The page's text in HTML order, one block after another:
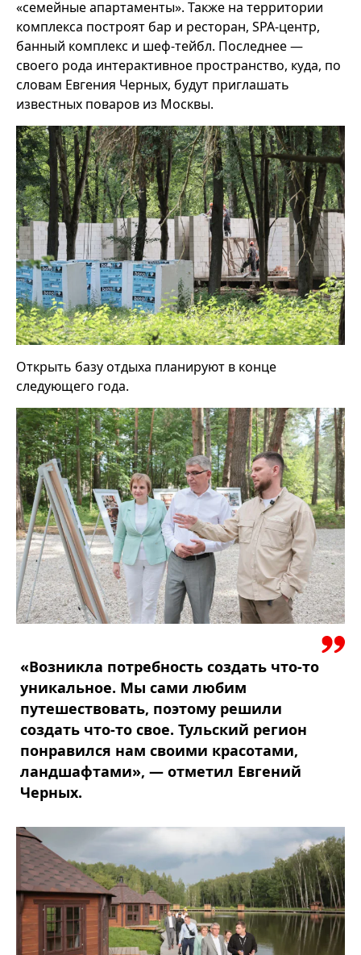
«семейные апартаменты». Также на территории
комплекса построят бар и ресторан, SPA-центр,
банный комплекс и шеф-тейбл. Последнее —
своего рода интерактивное пространство, куда, по
словам Евгения Черных, будут приглашать
известных поваров из Москвы.
Открыть базу отдыха планируют в конце
следующего года.
«Возникла потребность создать что-то
уникальное. Мы сами любим
путешествовать, поэтому решили
создать что-то свое. Тульский регион
понравился нам своими красотами,
ландшафтами», — отметил Евгений
Черных.